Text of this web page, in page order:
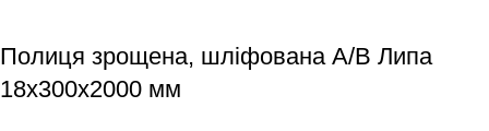
Полиця зрощена, шліфована А/В Липа
18х300х2000 мм